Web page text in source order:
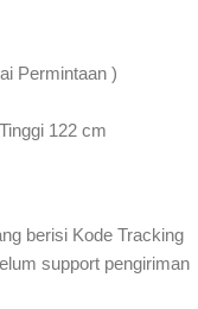
Permintaan )
122 cm
berisi Kode Tracking
support pengiriman